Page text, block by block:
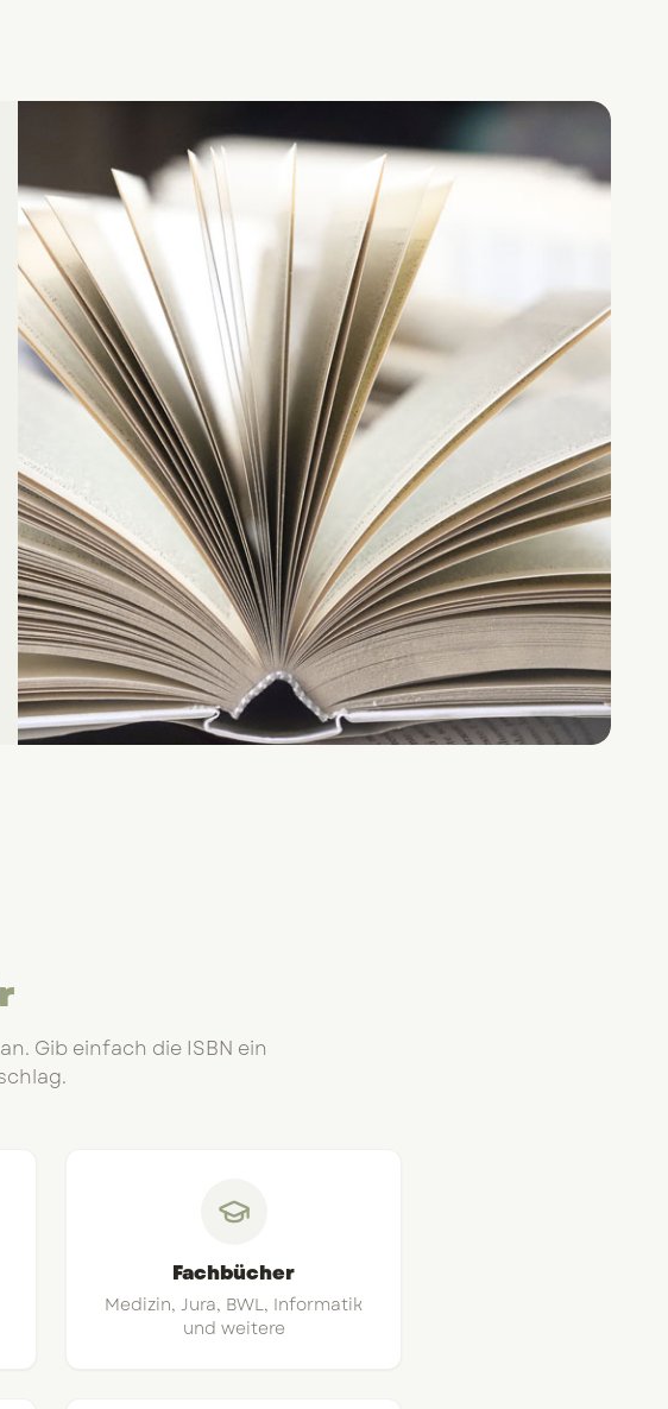
Gib einfach die ISBN ein
Fachbücher
Medizin, Jura, BWL, Informatik
und weitere